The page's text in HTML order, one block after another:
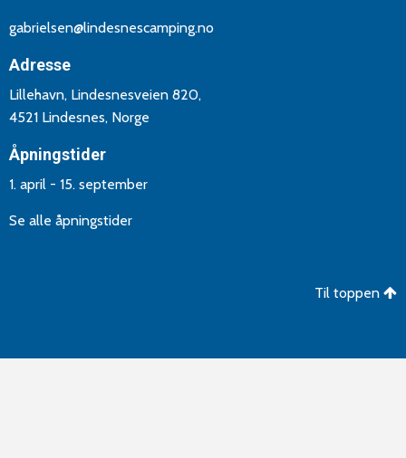
gabrielsen@lindesnescamping.no
Adresse
Lillehavn, Lindesnesveien 820,
4521 Lindesnes, Norge
Åpningstider
1. april - 15. september
Se alle åpningstider
Til toppen